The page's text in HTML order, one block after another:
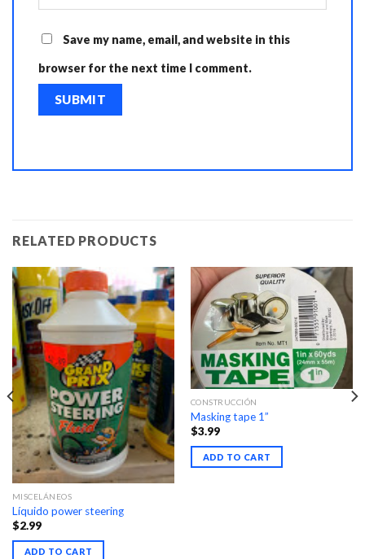
Save my name, email, and website in this
browser for the next time I comment.
RELATED PRODUCTS
MISCELÁNEOS
Líquido power steering
$2.99
ADD TO CART
CONSTRUCCIÓN
Masking tape 1”
$3.99
ADD TO CART